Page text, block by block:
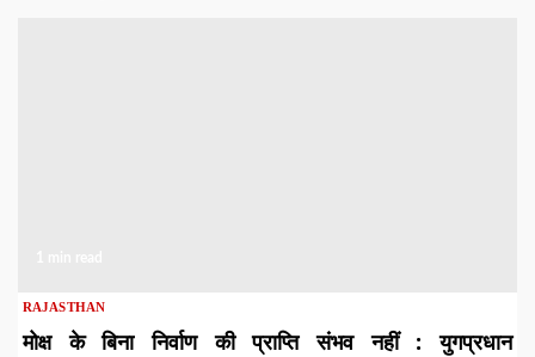
RAJASTHAN
मोक्ष के बिना निर्वाण की प्राप्ति संभव नहीं : युगप्रधान